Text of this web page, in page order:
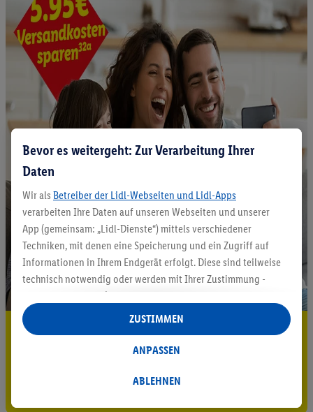
5.95 € Versand sparen³²ᵃ
Jetzt zum Newsletter anmelden
Gutschein sichern!
Bevor es weitergeht: Zur Verarbeitung Ihrer
Daten
Wir als Betreiber der Lidl-Webseiten und Lidl-Apps
verarbeiten Ihre Daten auf unseren Webseiten und unserer
App (gemeinsam: „Lidl-Dienste“) mittels verschiedener
Techniken, mit denen eine Speicherung und ein Zugriff auf
Informationen in Ihrem Endgerät erfolgt. Diese sind teilweise
technisch notwendig oder werden mit Ihrer Zustimmung -
auch durch Partner (u.a.
Verantwortliche; im Zusammenhang mit dem IAB TCF
insgesamt
Statistik-Erstellung oder für personalisierte Werbung
Datenverarbeitungen für personalisierte Werbung werden
ABLEHNEN
ANPASSEN
ZUSTIMMEN